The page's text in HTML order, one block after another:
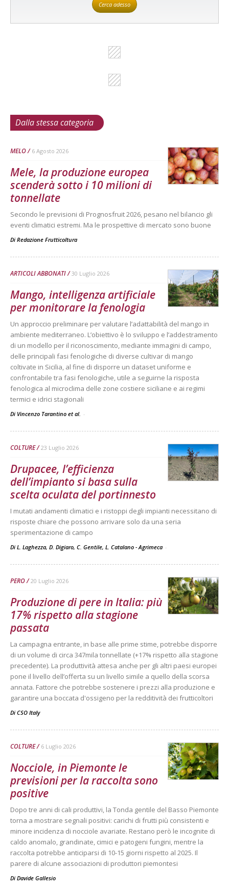
Cerca adesso
Dalla stessa categoria
MELO 6 Agosto 2026
Mele, la produzione europea
scenderà sotto i 10 milioni di
tonnellate
Secondo le previsioni di Prognosfruit 2026, pesano nel bilancio gli
eventi climatici estremi. Ma le prospettive di mercato sono buone
Di Redazione Frutticoltura
ARTICOLI ABBONATI 30 Luglio 2026
Mango, intelligenza artificiale
per monitorare la fenologia
Un approccio preliminare per valutare l’adattabilità del mango in
ambiente mediterraneo. L’obiettivo è lo sviluppo e l’addestramento
di un modello per il riconoscimento, mediante immagini di campo,
delle principali fasi fenologiche di diverse cultivar di mango
coltivate in Sicilia, al fine di disporre un dataset uniforme e
confrontabile tra fasi fenologiche, utile a seguirne la risposta
fenologica al microclima delle zone costiere siciliane e ai regimi
termici e idrici stagionali
Di Vincenzo Tarantino et al. -
COLTURE 23 Luglio 2026
Drupacee, l’efficienza
dell’impianto si basa sulla
scelta oculata del portinnesto
I mutati andamenti climatici e i ristoppi degli impianti necessitano di
risposte chiare che possono arrivare solo da una seria
sperimentazione di campo
Di L. Laghezza, D. Digiaro, C. Gentile, L. Catalano - Agrimeca -
PERO 20 Luglio 2026
Produzione di pere in Italia: più
17% rispetto alla stagione
passata
La campagna entrante, in base alle prime stime, potrebbe disporre
di un volume di circa 347mila tonnellate (+17% rispetto alla stagione
precedente). La produttività attesa anche per gli altri paesi europei
pone il livello dell’offerta su un livello simile a quello della scorsa
annata. Fattore che potrebbe sostenere i prezzi alla produzione e
garantire una boccata d'ossigeno per la redditività dei frutticoltori
Di CSO Italy
COLTURE 6 Luglio 2026
Nocciole, in Piemonte le
previsioni per la raccolta sono
positive
Dopo tre anni di cali produttivi, la Tonda gentile del Basso Piemonte
torna a mostrare segnali positivi: carichi di frutti più consistenti e
minore incidenza di nocciole avariate. Restano però le incognite di
caldo anomalo, grandinate, cimici e patogeni fungini, mentre la
raccolta potrebbe anticiparsi di 10-15 giorni rispetto al 2025. Il
parere di alcune associazioni di produttori piemontesi
Di Davide Gallesio